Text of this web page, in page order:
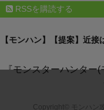
RSSを購読する
【モンハン】【提案】近
『モンスターハンター
Copyright© モンハン